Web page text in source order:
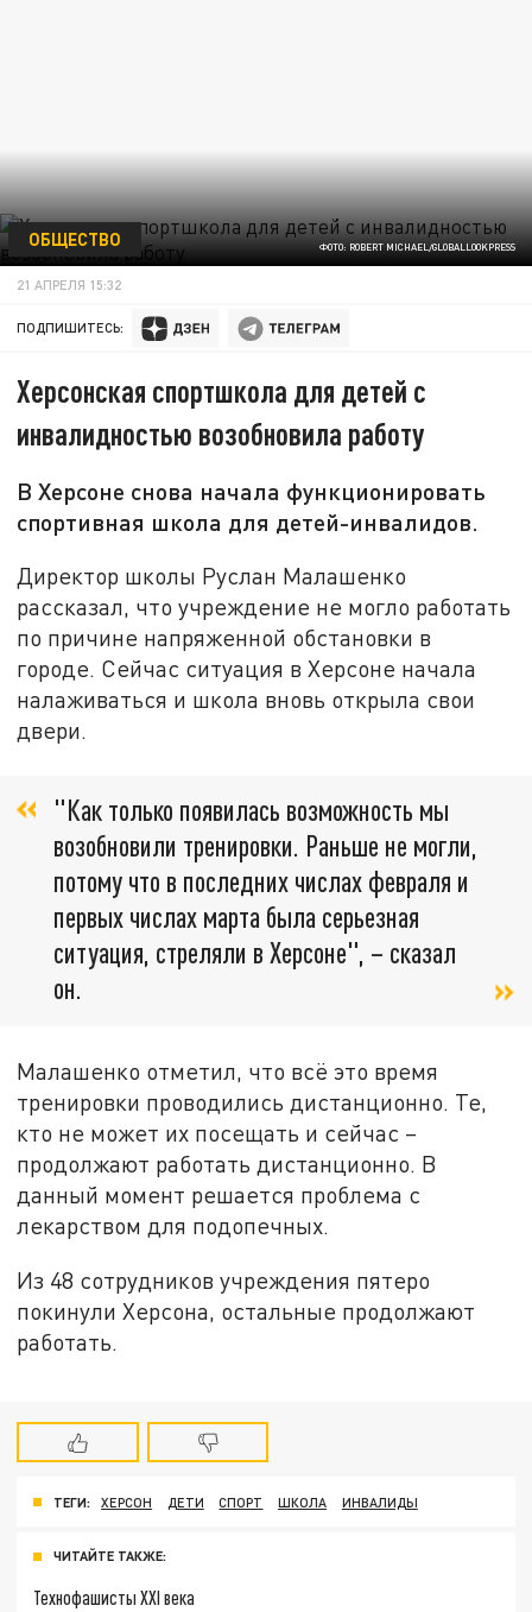
ФОТО: ROBERT MICHAEL/GLOBALLOOKPRESS
ОБЩЕСТВО
21 АПРЕЛЯ 15:32
ПОДПИШИТЕСЬ:
Херсонская спортшкола для детей с
инвалидностью возобновила работу
В Херсоне снова начала функционировать
спортивная школа для детей-инвалидов.
Директор школы Руслан Малашенко
рассказал, что учреждение не могло работать
по причине напряженной обстановки в
городе. Сейчас ситуация в Херсоне начала
налаживаться и школа вновь открыла свои
двери.
"Как только появилась возможность мы
возобновили тренировки. Раньше не могли,
потому что в последних числах февраля и
первых числах марта была серьезная
ситуация, стреляли в Херсоне", – сказал
он.
Малашенко отметил, что всё это время
тренировки проводились дистанционно. Те,
кто не может их посещать и сейчас –
продолжают работать дистанционно. В
данный момент решается проблема с
лекарством для подопечных.
Из 48 сотрудников учреждения пятеро
покинули Херсона, остальные продолжают
работать.
ТЕГИ: ХЕРСОН ДЕТИ СПОРТ ШКОЛА ИНВАЛИДЫ
ЧИТАЙТЕ ТАКЖЕ:
Технофашисты XXI века